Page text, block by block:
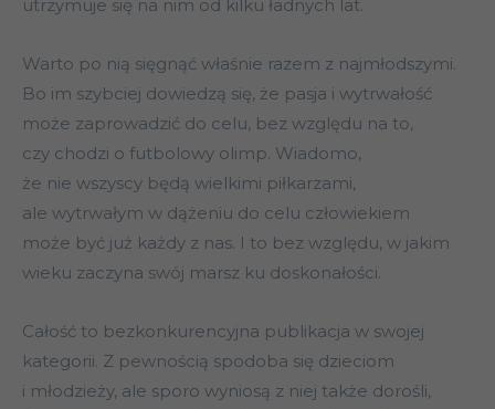
utrzymuje się na nim od kilku ładnych lat.
Warto po nią sięgnąć właśnie razem z najmłodszymi.
Bo im szybciej dowiedzą się, że pasja i wytrwałość
może zaprowadzić do celu, bez względu na to,
czy chodzi o futbolowy olimp. Wiadomo,
że nie wszyscy będą wielkimi piłkarzami,
ale wytrwałym w dążeniu do celu człowiekiem
może być już każdy z nas. I to bez względu, w jakim
wieku zaczyna swój marsz ku doskonałości.
Całość to bezkonkurencyjna publikacja w swojej
kategorii. Z pewnością spodoba się dzieciom
i młodzieży, ale sporo wyniosą z niej także dorośli,